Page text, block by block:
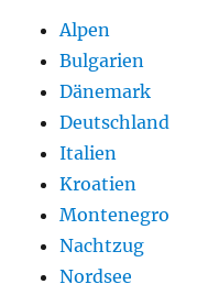
Alpen
Bulgarien
Dänemark
Deutschland
Italien
Kroatien
Montenegro
Nachtzug
Nordsee